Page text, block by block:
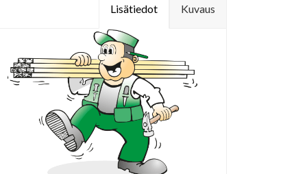
Kuvaus
Lisätiedot